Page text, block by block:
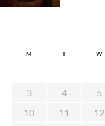
M T W
3
4 5
10
11 12